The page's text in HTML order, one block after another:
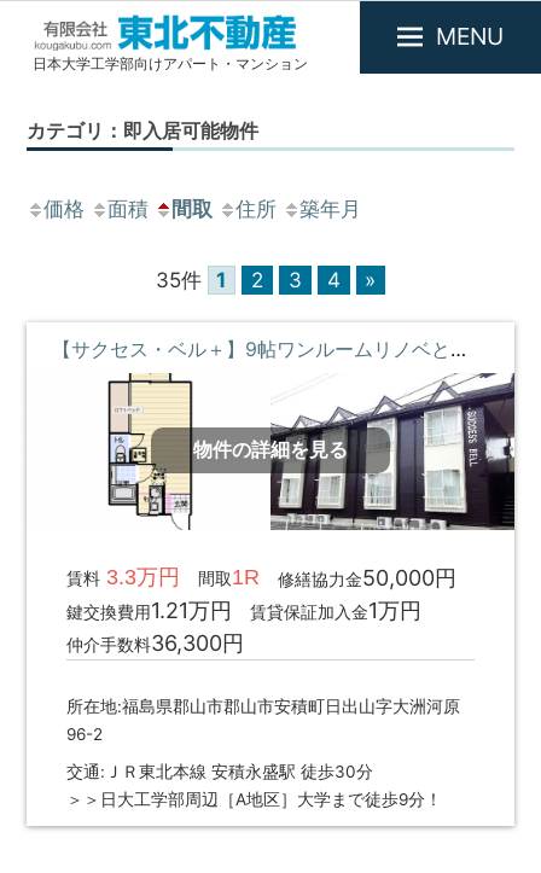
有
会
東
産
日本大学工学部向けアパート・マンション
MENU
カテゴリ：即入居可能物件
価格 面積 間取 住所 築年月
35件 1 2 3 4 »
【サクセス・ベル＋】9帖ワンルームリノベとベッド付のお部屋♪ ①階 **即入居募集中**
物件の詳細を見る
賃料3.3万円 間取1R 修繕協力金50,000円
鍵交換費用1.21万円 賃貸保証加入金1万円
仲介手数料36,300円
所在地:福島県郡山市郡山市安積町日出山字大洲河原
96-2
交通:ＪＲ東北本線 安積永盛駅 徒歩30分
＞＞日大工学部周辺［A地区］大学まで徒歩9分！